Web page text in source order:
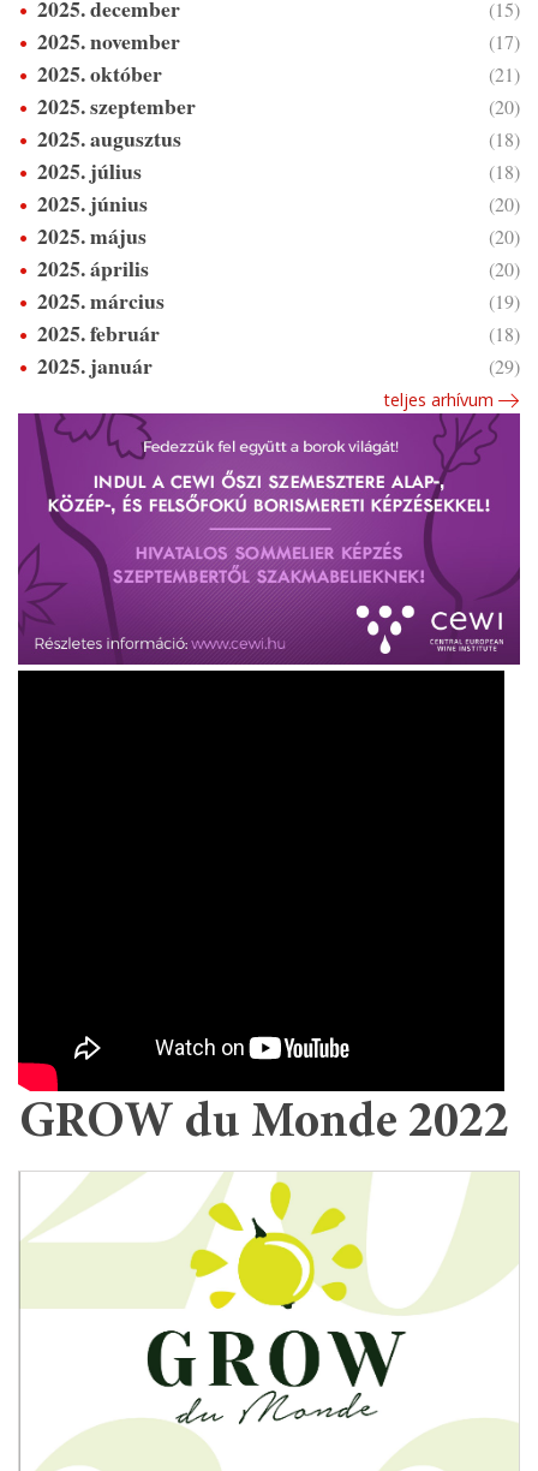
2025. december (15)
2025. november (17)
2025. október (21)
2025. szeptember (20)
2025. augusztus (18)
2025. július (18)
2025. június (20)
2025. május (20)
2025. április (20)
2025. március (19)
2025. február (18)
2025. január (29)
teljes arhívum
GROW du Monde 2022